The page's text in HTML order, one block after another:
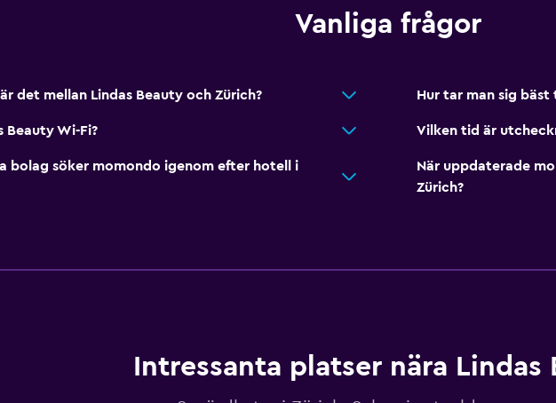
Vanliga frågor
det mellan Lindas Beauty och Zürich? Hur tar man sig bäst
Beauty Wi-Fi? Vilken tid är
bolag söker momondo igenom efter hotell i
När uppdaterade
Zürich?
Intressanta platser nära Lindas